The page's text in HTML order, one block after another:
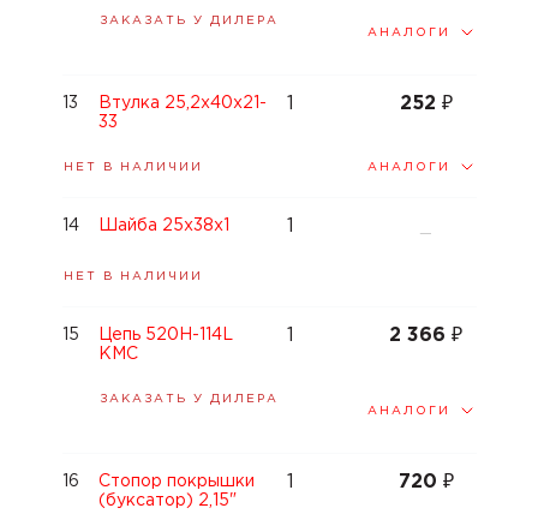
ЗАКАЗАТЬ У ДИЛЕРА
АНАЛОГИ
Втулка 25,2x40x21-
33
252 ₽
НЕТ В НАЛИЧИИ АНАЛОГИ
13
Шайба 25x38x1
—
НЕТ В НАЛИЧИИ
14
Цепь 520H-114L
KMC
2 366₽
ЗАКАЗАТЬ У ДИЛЕРА
АНАЛОГИ
15
Стопор покрышки
(буксатор) 2,15"
720 ₽
16